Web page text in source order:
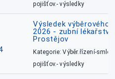
pojišťov.- výsledky
Výsledek výběrového
2026 - zubní
Prostějov
Kategorie: Výběr.řízení-
pojišťov.- výsledky